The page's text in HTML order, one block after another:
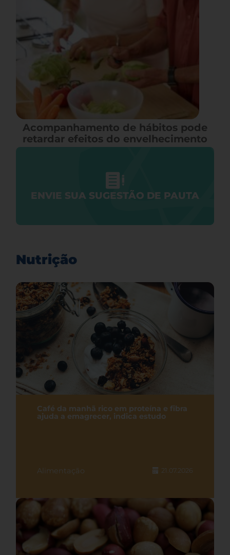
Acompanhamento de hábitos pode
retardar efeitos do envelhecimento
ENVIE SUA SUGESTÃO DE PAUTA
Nutrição
Café da manhã rico em proteína e fibra
ajuda a emagrecer, indica estudo
Alimentação 21.07.2026